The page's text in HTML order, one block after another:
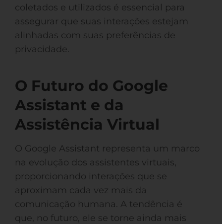
coletados e utilizados é essencial para
assegurar que suas interações estejam
alinhadas com suas preferências de
privacidade.
O Futuro do Google
Assistant e da
Assistência Virtual
O Google Assistant representa um marco
na evolução dos assistentes virtuais,
proporcionando interações que se
aproximam cada vez mais da
comunicação humana. A tendência é
que, no futuro, ele se torne ainda mais